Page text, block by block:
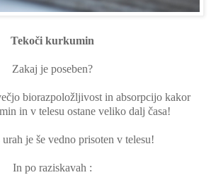
Tekoči kurkumin
Zakaj je poseben?
biorazpoložljivost in absorpcijo kakor
in v telesu ostane veliko dalj časa!
je še vedno prisoten v telesu!
In po raziskavah :